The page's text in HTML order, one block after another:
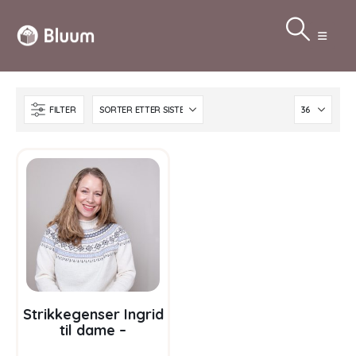
FILTER
Strikkegenser Ingrid
til dame –